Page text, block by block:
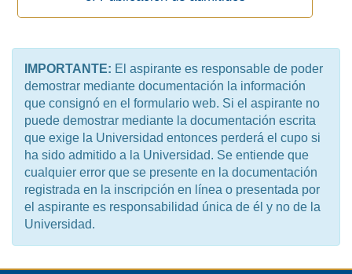
IMPORTANTE: El aspirante es responsable de poder
demostrar mediante documentación la información
que consignó en el formulario web. Si el aspirante no
puede demostrar mediante la documentación escrita
que exige la Universidad entonces perderá el cupo si
ha sido admitido a la Universidad. Se entiende que
cualquier error que se presente en la documentación
registrada en la inscripción en línea o presentada por
el aspirante es responsabilidad única de él y no de la
Universidad.